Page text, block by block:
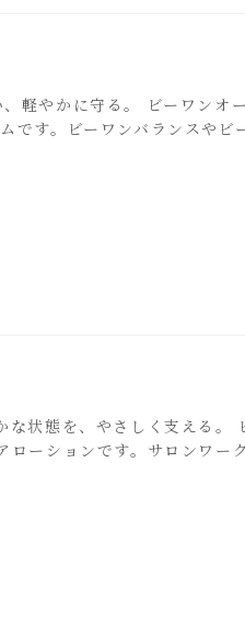
やかに守る。 ビーワンオ
です。ビーワンバランスやビ
態を、やさしく支える。
ーションです。サロンワー